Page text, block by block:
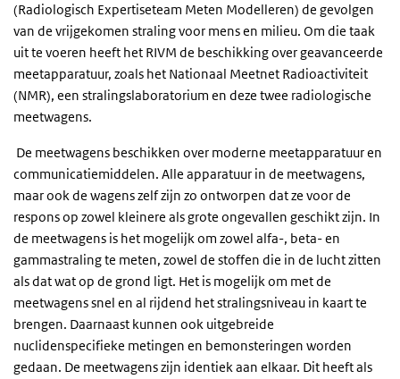
(Radiologisch Expertiseteam Meten Modelleren) de gevolgen
van de vrijgekomen straling voor mens en milieu. Om die taak
uit te voeren heeft het RIVM de beschikking over geavanceerde
meetapparatuur, zoals het Nationaal Meetnet Radioactiviteit
(NMR), een stralingslaboratorium en deze twee radiologische
meetwagens.
De meetwagens beschikken over moderne meetapparatuur en
communicatiemiddelen. Alle apparatuur in de meetwagens,
maar ook de wagens zelf zijn zo ontworpen dat ze voor de
respons op zowel kleinere als grote ongevallen geschikt zijn. In
de meetwagens is het mogelijk om zowel alfa-, beta- en
gammastraling te meten, zowel de stoffen die in de lucht zitten
als dat wat op de grond ligt. Het is mogelijk om met de
meetwagens snel en al rijdend het stralingsniveau in kaart te
brengen. Daarnaast kunnen ook uitgebreide
nuclidenspecifieke metingen en bemonsteringen worden
gedaan. De meetwagens zijn identiek aan elkaar. Dit heeft als